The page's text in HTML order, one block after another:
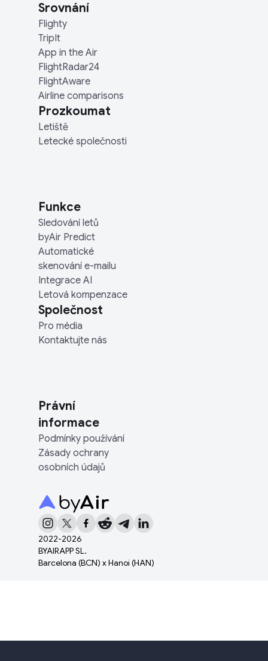
2022-2026
BYAIRAPP SL.
Barcelona (BCN) x Hanoi (HAN)
Srovnání
Flighty
TripIt
App in the Air
FlightRadar24
FlightAware
Airline comparisons
Prozkoumat
Letiště
Letecké společnosti
Funkce
Sledování letů
byAir Predict
Automatické
skenování e-mailu
Integrace AI
Letová kompenzace
Společnost
Pro média
Kontaktujte nás
Právní
informace
Podmínky používání
Zásady ochrany
osobních údajů